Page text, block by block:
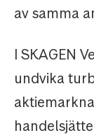
av samma
I SKAGEN
undvika